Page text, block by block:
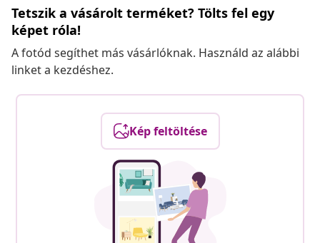
Tetszik a vásárolt terméket? Tölts fel egy
képet róla!
A fotód segíthet más vásárlóknak. Használd az alábbi
linket a kezdéshez.
Kép feltöltése